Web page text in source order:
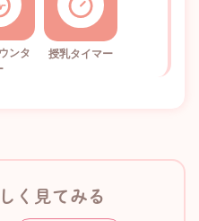
ンタ
授乳タイマー
く見てみる